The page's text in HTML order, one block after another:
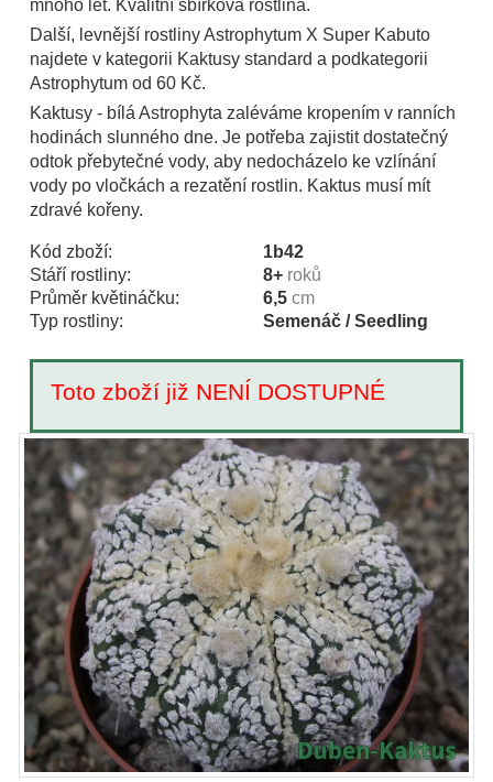
mnoho let. Kvalitní sbírková rostlina.
Další, levnější rostliny Astrophytum X Super Kabuto
najdete v kategorii Kaktusy standard a podkategorii
Astrophytum od 60 Kč.
Kaktusy - bílá Astrophyta zaléváme kropením v ranních
hodinách slunného dne. Je potřeba zajistit dostatečný
odtok přebytečné vody, aby nedocházelo ke vzlínání
vody po vločkách a rezatění rostlin. Kaktus musí mít
zdravé kořeny.
Kód zboží:
1b42
Stáří rostliny:
8+ roků
Průměr květináčku:
6,5 cm
Typ rostliny:
Semenáč / Seedling
Toto zboží již NENÍ DOSTUPNÉ